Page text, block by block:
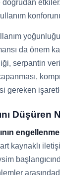
da önem
serpantin
gereken
Düşüren
kaynaklı